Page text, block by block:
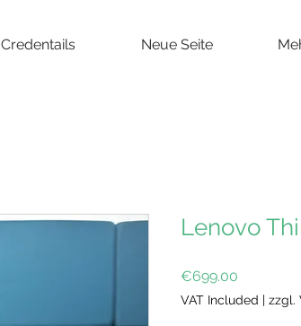
Credentails Neue Seite
Lenovo
€699.00
VAT Included | zzgl.